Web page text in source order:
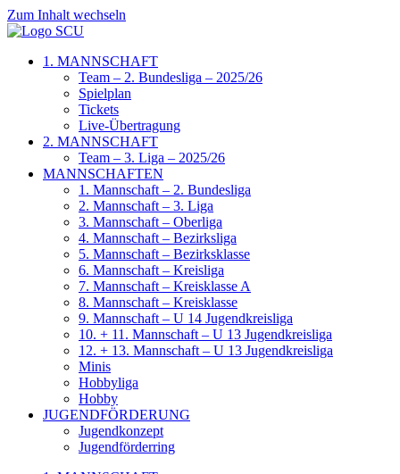
Zum Inhalt wechseln
1. MANNSCHAFT
Team – 2. Bundesliga – 2025/26
Spielplan
Tickets
Live-Übertragung
2. MANNSCHAFT
Team – 3. Liga – 2025/26
MANNSCHAFTEN
1. Mannschaft – 2. Bundesliga
2. Mannschaft – 3. Liga
3. Mannschaft – Oberliga
4. Mannschaft – Bezirksliga
5. Mannschaft – Bezirksklasse
6. Mannschaft – Kreisliga
7. Mannschaft – Kreisklasse A
8. Mannschaft – Kreisklasse
9. Mannschaft – U 14 Jugendkreisliga
10. + 11. Mannschaft – U 13 Jugendkreisliga
12. + 13. Mannschaft – U 13 Jugendkreisliga
Minis
Hobbyliga
Hobby
JUGENDFÖRDERUNG
Jugendkonzept
Jugendförderring